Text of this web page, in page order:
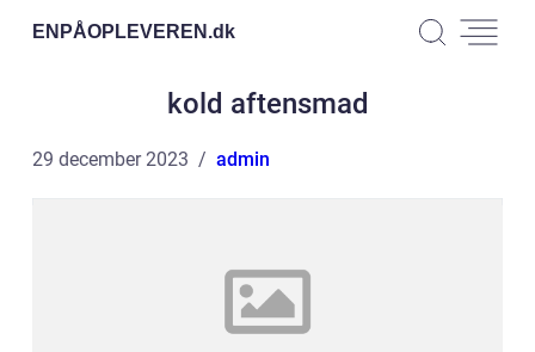
ENPÅOPLEVEREN.dk
kold aftensmad
29 december 2023 admin